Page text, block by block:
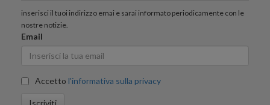
inserisci il tuoi indirizzo emai e sarai informato periodicamente con le
nostre notizie.
Email
Accetto l'informativa sulla privacy
Iscriviti